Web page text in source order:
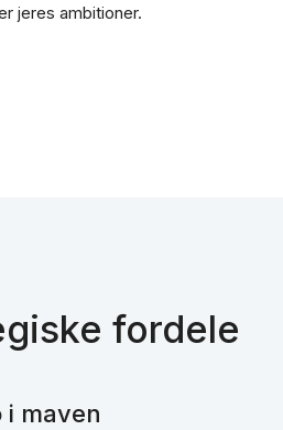
jeres ambitioner.
fordele
i maven